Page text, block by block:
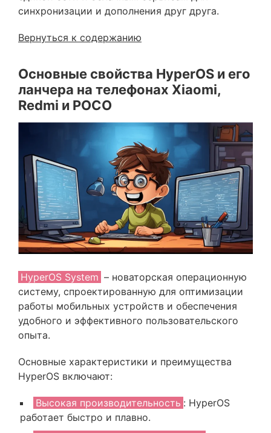
синхронизации и дополнения друг друга.
Вернуться к содержанию
Основные свойства HyperOS и его
ланчера на телефонах Xiaomi,
Redmi и POCO
HyperOS System – новаторская операционную
систему, спроектированную для оптимизации
работы мобильных устройств и обеспечения
удобного и эффективного пользовательского
опыта.
Основные характеристики и преимущества
HyperOS включают:
Высокая производительность : HyperOS
работает быстро и плавно.